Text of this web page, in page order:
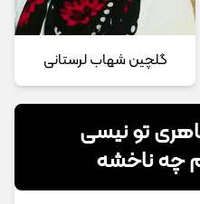
گلچین شهاب لرستانی
تو نیسی
چه ناخشه